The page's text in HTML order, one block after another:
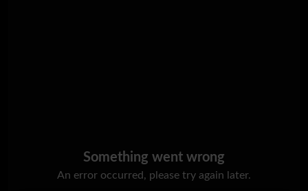
Something went wrong
An error occurred, please try again later.